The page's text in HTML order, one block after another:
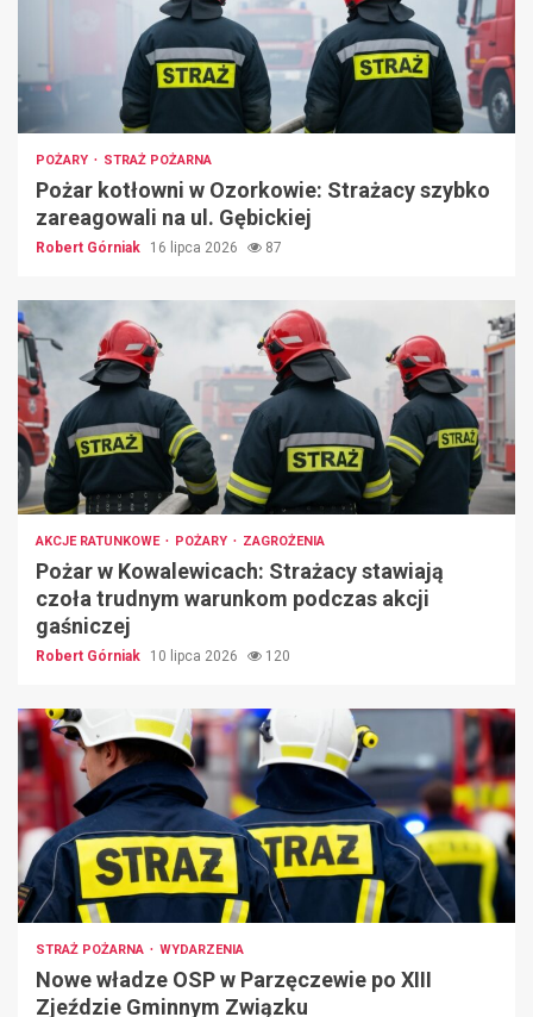
POŻARY STRAŻ POŻARNA
Pożar kotłowni w Ozorkowie: Strażacy szybko
zareagowali na ul. Gębickiej
Robert Górniak 16 lipca 2026 87
AKCJE RATUNKOWE POŻARY ZAGROŻENIA
Pożar w Kowalewicach: Strażacy stawiają
czoła trudnym warunkom podczas akcji
gaśniczej
Robert Górniak 10 lipca 2026 120
STRAŻ POŻARNA WYDARZENIA
Nowe władze OSP w Parzęczewie po XIII
Zjeździe Gminnym Związku